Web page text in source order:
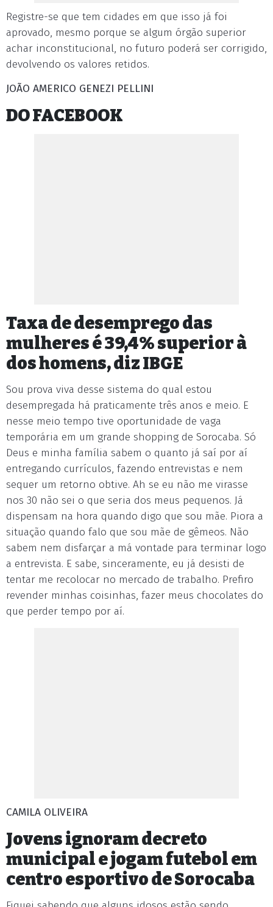
Registre-se que tem cidades em que isso já foi
aprovado, mesmo porque se algum órgão superior
achar inconstitucional, no futuro poderá ser corrigido,
devolvendo os valores retidos.
JOÃO AMERICO GENEZI PELLINI
DO FACEBOOK
Taxa de desemprego das
mulheres é 39,4% superior à
dos homens, diz IBGE
Sou prova viva desse sistema do qual estou
desempregada há praticamente três anos e meio. E
nesse meio tempo tive oportunidade de vaga
temporária em um grande shopping de Sorocaba. Só
Deus e minha família sabem o quanto já saí por aí
entregando currículos, fazendo entrevistas e nem
sequer um retorno obtive. Ah se eu não me virasse
nos 30 não sei o que seria dos meus pequenos. Já
dispensam na hora quando digo que sou mãe. Piora a
situação quando falo que sou mãe de gêmeos. Não
sabem nem disfarçar a má vontade para terminar logo
a entrevista. E sabe, sinceramente, eu já desisti de
tentar me recolocar no mercado de trabalho. Prefiro
revender minhas coisinhas, fazer meus chocolates do
que perder tempo por aí.
CAMILA OLIVEIRA
Jovens ignoram decreto
municipal e jogam futebol em
centro esportivo de Sorocaba